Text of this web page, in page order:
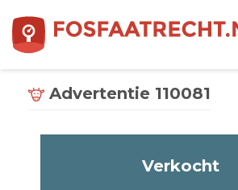
Advertentie 110081
Verkocht